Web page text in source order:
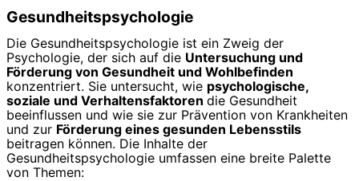
Gesundheitspsychologie
Die Gesundheitspsychologie ist ein Zweig der
Psychologie, der sich auf die Untersuchung und
Förderung von Gesundheit und Wohlbefinden
konzentriert. Sie untersucht, wie psychologische,
soziale und Verhaltensfaktoren die Gesundheit
beeinflussen und wie sie zur Prävention von Krankheiten
und zur Förderung eines gesunden Lebensstils
beitragen können. Die Inhalte der
Gesundheitspsychologie umfassen eine breite Palette
von Themen: